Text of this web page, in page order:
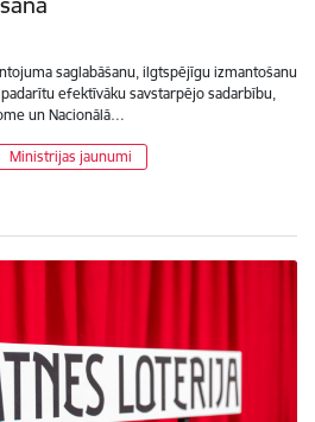
saglabāšanu, ilgtspējīgu izmantošanu
efektīvāku savstarpējo sadarbību,
un Nacionālā…
Ministrijas jaunumi